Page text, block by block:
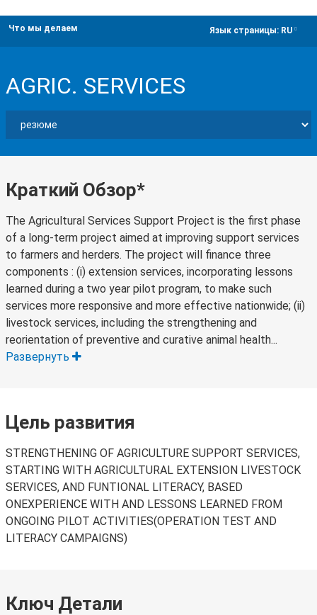
Что мы делаем Язык страницы: RU
AGRIC. SERVICES
Краткий Обзор*
The Agricultural Services Support Project is the first phase
of a long-term project aimed at improving support services
to farmers and herders. The project will finance three
components : (i) extension services, incorporating lessons
learned during a two year pilot program, to make such
services more responsive and more effective nationwide; (ii)
livestock services, including the strengthening and
reorientation of preventive and curative animal health...
Развернуть
Цель развития
STRENGTHENING OF AGRICULTURE SUPPORT SERVICES,
STARTING WITH AGRICULTURAL EXTENSION LIVESTOCK
SERVICES, AND FUNTIONAL LITERACY, BASED
ONEXPERIENCE WITH AND LESSONS LEARNED FROM
ONGOING PILOT ACTIVITIES(OPERATION TEST AND
LITERACY CAMPAIGNS)
Ключ Детали